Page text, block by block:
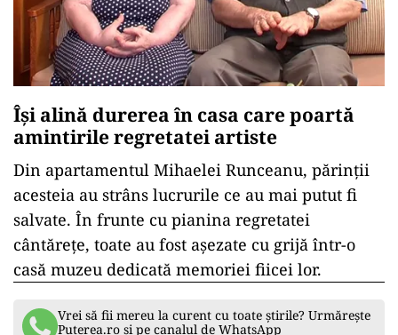
Își alină durerea în casa care poartă
amintirile regretatei artiste
Din apartamentul Mihaelei Runceanu, părinții
acesteia au strâns lucrurile ce au mai putut fi
salvate. În frunte cu pianina regretatei
cântărețe, toate au fost așezate cu grijă într-o
casă muzeu dedicată memoriei fiicei lor.
Vrei să fii mereu la curent cu toate știrile? Urmărește
Puterea.ro și pe canalul de WhatsApp